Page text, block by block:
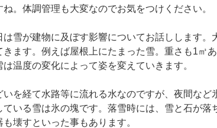
。体調管理も大変なのでお気をつけください。
は雪が建物に及ぼす影響についてお話しします。
きます。例えば屋根上にたまった雪。重さも1㎥
温度の変化によって姿を変えていきます。
を経て水路等に流れる水なのですが、夜間など
ている雪は氷の塊です。落雪時には、雪と石が落
壊すといった事もあります。